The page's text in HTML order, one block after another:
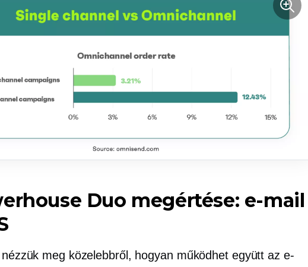
Duo megértése: e-mail
meg közelebbről, hogyan működhet együtt az e-